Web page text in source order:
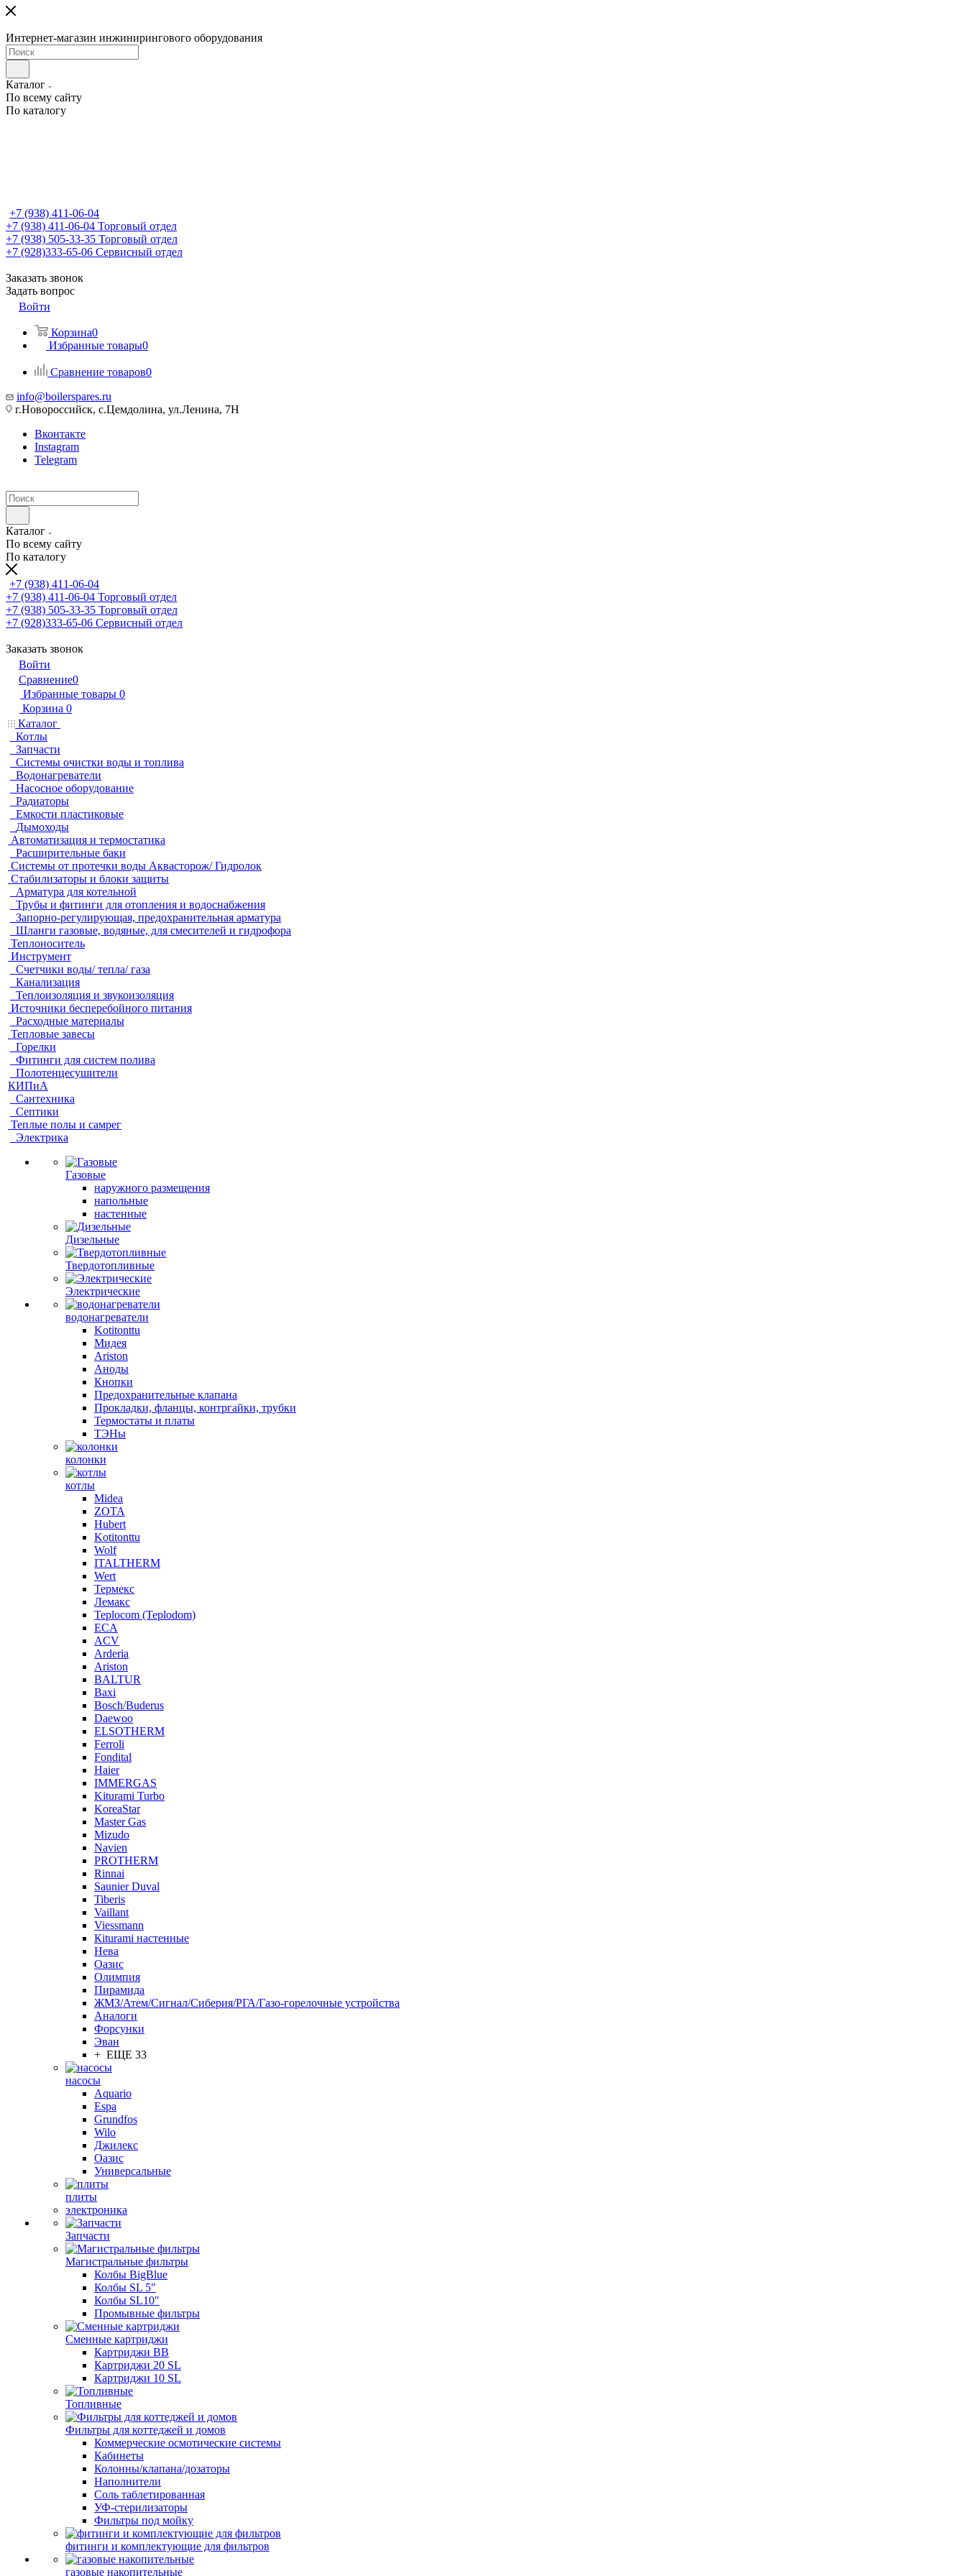
Интернет-магазин инжинирингового оборудования
Каталог
По всему сайту
По каталогу
+7 (938) 411-06-04
+7 (938) 411-06-04 Торговый отдел
+7 (938) 505-33-35 Торговый отдел
+7 (928)333-65-06 Сервисный отдел
Заказать звонок
Задать вопрос
Войти
Корзина0
Избранные товары0
Сравнение товаров0
info@boilerspares.ru
г.Новороссийск, с.Цемдолина, ул.Ленина, 7Н
Вконтакте
Instagram
Telegram
Каталог
По всему сайту
По каталогу
+7 (938) 411-06-04
+7 (938) 411-06-04 Торговый отдел
+7 (938) 505-33-35 Торговый отдел
+7 (928)333-65-06 Сервисный отдел
Заказать звонок
Войти
Сравнение0
Избранные товары 0
Корзина 0
Каталог
Котлы
Запчасти
Системы очистки воды и топлива
Водонагреватели
Насосное оборудование
Радиаторы
Емкости пластиковые
Дымоходы
Автоматизация и термостатика
Расширительные баки
Системы от протечки воды Аквасторож/ Гидролок
Стабилизаторы и блоки защиты
Арматура для котельной
Трубы и фитинги для отопления и водоснабжения
Запорно-регулирующая, предохранительная арматура
Шланги газовые, водяные, для смесителей и гидрофора
Теплоноситель
Инструмент
Счетчики воды/ тепла/ газа
Канализация
Теплоизоляция и звукоизоляция
Источники бесперебойного питания
Расходные материалы
Тепловые завесы
Горелки
Фитинги для систем полива
Полотенцесушители
КИПиА
Сантехника
Септики
Теплые полы и самрег
Электрика
Газовые
наружного размещения
напольные
настенные
Дизельные
Твердотопливные
Электрические
водонагреватели
Kotitonttu
Мидея
Ariston
Аноды
Кнопки
Предохранительные клапана
Прокладки, фланцы, контргайки, трубки
Термостаты и платы
ТЭНы
колонки
котлы
Midea
ZOTA
Hubert
Kotitonttu
Wolf
ITALTHERM
Wert
Термекс
Лемакс
Teplocom (Teplodom)
ECA
ACV
Arderia
Ariston
BALTUR
Baxi
Bosch/Buderus
Daewoo
ELSOTHERM
Ferroli
Fondital
Haier
IMMERGAS
Kiturami Turbo
KoreaStar
Master Gas
Mizudo
Navien
PROTHERM
Rinnai
Saunier Duval
Tiberis
Vaillant
Viessmann
Кiturami настенные
Нева
Оазис
Олимпия
Пирамида
ЖМЗ/Атем/Сигнал/Сиберия/РГА/Газо-горелочные устройства
Aналоги
Форсунки
Эван
+ ЕЩЕ 33
насосы
Aquario
Espa
Grundfos
Wilo
Джилекс
Оазис
Универсальные
плиты
электроника
Запчасти
Магистральные фильтры
Колбы BigBlue
Колбы SL 5"
Колбы SL10"
Промывные фильтры
Сменные картриджи
Картриджи BB
Картриджи 20 SL
Картриджи 10 SL
Топливные
Фильтры для коттеджей и домов
Коммерческие осмотические системы
Кабинеты
Колонны/клапана/дозаторы
Наполнители
Соль таблетированная
УФ-стерилизаторы
Фильтры под мойку
фитинги и комплектующие для фильтров
газовые накопительные